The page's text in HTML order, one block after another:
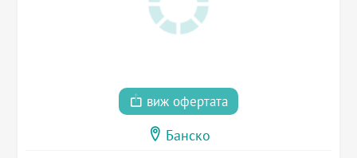
виж офертата
Банско